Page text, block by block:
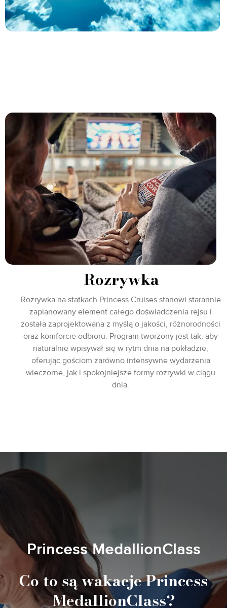
Rozrywka
Rozrywka na statkach Princess Cruises stanowi starannie
zaplanowany element całego doświadczenia rejsu i
została zaprojektowana z myślą o jakości, różnorodności
oraz komforcie odbioru. Program tworzony jest tak, aby
naturalnie wpisywał się w rytm dnia na pokładzie,
oferując gościom zarówno intensywne wydarzenia
wieczorne, jak i spokojniejsze formy rozrywki w ciągu
dnia.
Princess MedallionClass
Co to są wakacje Princess
MedallionClass?